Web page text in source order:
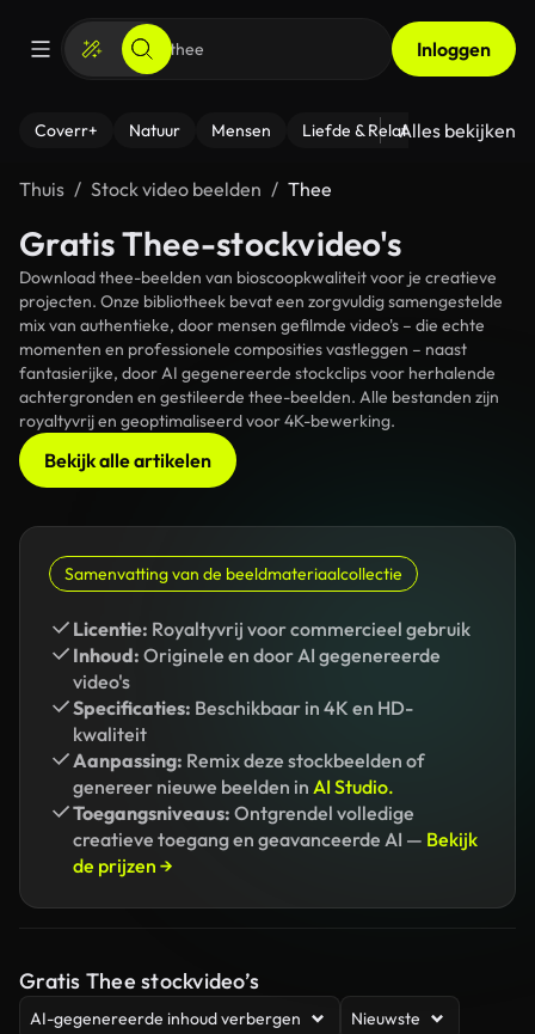
Inloggen
Coverr+ Natuur Mensen Liefde & Relaties - Fitness
Alles bekijken
Thuis Stock video beelden Thee
Gratis Thee-stockvideo's
Download thee-beelden van bioscoopkwaliteit voor je creatieve
projecten. Onze bibliotheek bevat een zorgvuldig samengestelde
mix van authentieke, door mensen gefilmde video's – die echte
momenten en professionele composities vastleggen – naast
fantasierijke, door AI gegenereerde stockclips voor herhalende
achtergronden en gestileerde thee-beelden. Alle bestanden zijn
royaltyvrij en geoptimaliseerd voor 4K-bewerking.
Bekijk alle artikelen
Samenvatting van de beeldmateriaalcollectie
Licentie: Royaltyvrij voor commercieel gebruik
Inhoud: Originele en door AI gegenereerde
video's
Specificaties: Beschikbaar in 4K en HD-
kwaliteit
Aanpassing: Remix deze stockbeelden of
genereer nieuwe beelden in AI Studio.
Toegangsniveaus: Ontgrendel volledige
creatieve toegang en geavanceerde AI — Bekijk
de prijzen →
Gratis Thee stockvideo’s
AI-gegenereerde inhoud verbergen Nieuwste